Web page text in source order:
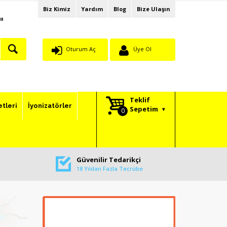
Biz Kimiz Yardım Blog Bize Ulaşın
Oturum Aç Üye Ol
İyonizatörler
Teklif
Sepetim
Güvenilir Tedarikçi
18 Yıldan Fazla Tecrübe